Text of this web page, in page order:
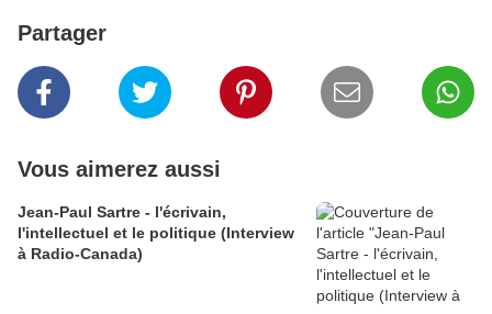
Partager
Vous aimerez aussi
Jean-Paul Sartre - l'écrivain,
l'intellectuel et le politique (Interview
à Radio-Canada)